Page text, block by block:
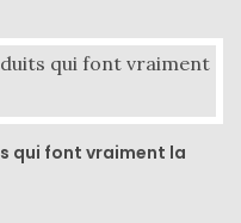
qui font vraiment la